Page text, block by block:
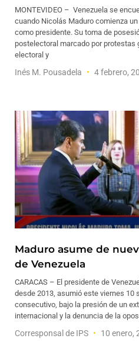
MONTEVIDEO – Venezuela se
cuando Nicolás Maduro comienza
como presidente. Su toma de
postelectoral marcado por protestas
electoral y
Inés M. Pousadela 4 febrero,
Maduro asume de
de Venezuela
CARACAS – El presidente de
desde 2013, asumió este viernes 10
consecutivo, bajo la presión de un
internacional y la denuncia de la
Corresponsal de IPS 10 enero,